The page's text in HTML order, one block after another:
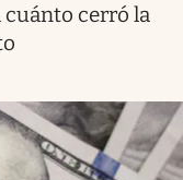
cuánto cerró la